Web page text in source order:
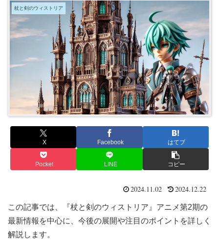
杖と剣のウィストリア
X Facebook はてブ
Pocket LINE コピー
2024.11.02 2024.12.22
この記事では、『杖と剣のウィストリア』アニメ第2期の
最新情報を中心に、今後の展開や注目のポイントを詳しく
解説します。